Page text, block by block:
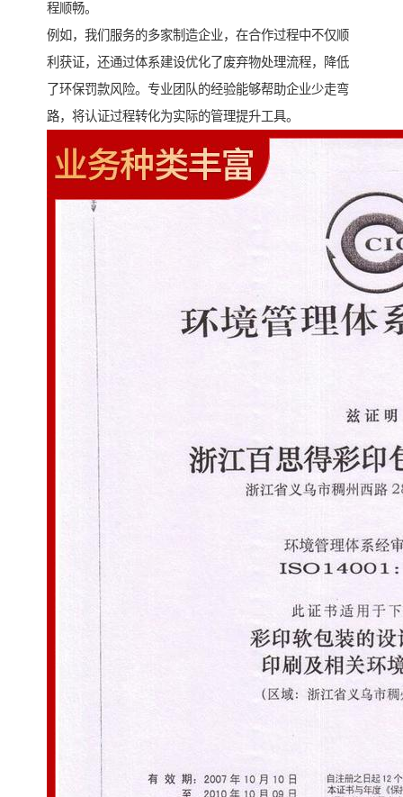
程顺畅。
例如，我们服务的多家制造企业，在合作过程中不仅顺
利获证，还通过体系建设优化了废弃物处理流程，降低
了环保罚款风险。专业团队的经验能够帮助企业少走弯
路，将认证过程转化为实际的管理提升工具。